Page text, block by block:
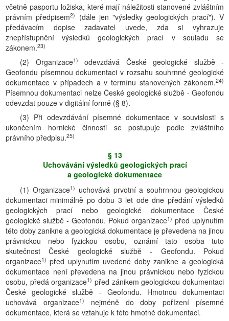
včetně pasportu ložiska, které mají náležitosti stanovené zvláštním
právním předpisem2)
(dále jen "výsledky geologických prací"). V
předávacím dopise zadavatel uvede, zda si vyhrazuje
znepřístupnění výsledků geologických prací v souladu se
zákonem.23)
(2) Organizace1)
odevzdává České geologické službě -
Geofondu písemnou dokumentaci v rozsahu souhrnné geologické
dokumentace v případech a v termínu stanovených zákonem.24)
Písemnou dokumentaci nelze České geologické službě - Geofondu
odevzdat pouze v digitální formě (§ 8).
(3) Při odevzdávání písemné dokumentace v souvislosti s
ukončením hornické činnosti se postupuje podle zvláštního
právního předpisu.25)
§ 13
Uchovávání výsledků geologických prací
a geologické dokumentace
(1) Organizace1) uchovává prvotní a souhrnnou geologickou
dokumentaci minimálně po dobu 3 let ode dne předání výsledků
geologických prací nebo geologické dokumentace České
geologické službě - Geofondu. Pokud organizace1) před uplynutím
této doby zanikne a geologická dokumentace je převedena na jinou
právnickou nebo fyzickou osobu, oznámí tato osoba tuto
skutečnost České geologické službě - Geofondu. Pokud
organizace1) před uplynutím uvedené doby zanikne a geologická
dokumentace není převedena na jinou právnickou nebo fyzickou
osobu, předá organizace1) před zánikem geologickou dokumentaci
České geologické službě - Geofondu. Hmotnou dokumentaci
uchovává organizace1)
nejméně do doby pořízení písemné
dokumentace, která se vztahuje k této hmotné dokumentaci.